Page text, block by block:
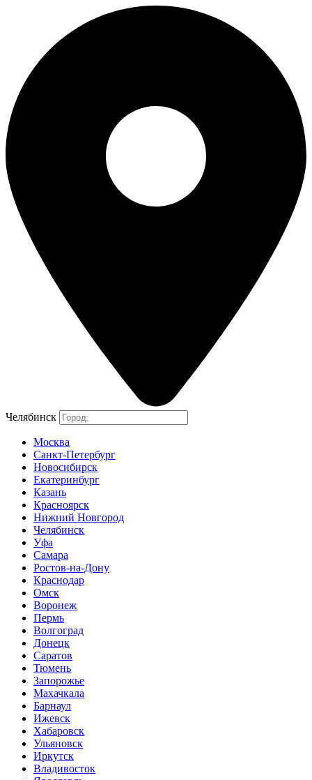
Челябинск
Москва
Санкт-Петербург
Новосибирск
Екатеринбург
Казань
Красноярск
Нижний Новгород
Челябинск
Уфа
Самара
Ростов-на-Дону
Краснодар
Омск
Воронеж
Пермь
Волгоград
Донецк
Саратов
Тюмень
Запорожье
Махачкала
Барнаул
Ижевск
Хабаровск
Ульяновск
Иркутск
Владивосток